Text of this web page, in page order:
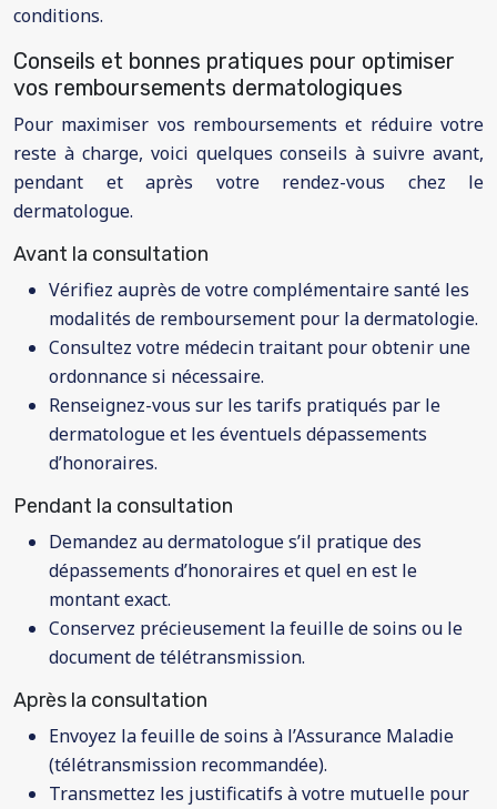
conditions.
Conseils et bonnes pratiques pour optimiser
vos remboursements dermatologiques
Pour maximiser vos remboursements et réduire votre
reste à charge, voici quelques conseils à suivre avant,
pendant et après votre rendez-vous chez le
dermatologue.
Avant la consultation
Vérifiez auprès de votre complémentaire santé les
modalités de remboursement pour la dermatologie.
Consultez votre médecin traitant pour obtenir une
ordonnance si nécessaire.
Renseignez-vous sur les tarifs pratiqués par le
dermatologue et les éventuels dépassements
d’honoraires.
Pendant la consultation
Demandez au dermatologue s’il pratique des
dépassements d’honoraires et quel en est le
montant exact.
Conservez précieusement la feuille de soins ou le
document de télétransmission.
Après la consultation
Envoyez la feuille de soins à l’Assurance Maladie
(télétransmission recommandée).
Transmettez les justificatifs à votre mutuelle pour